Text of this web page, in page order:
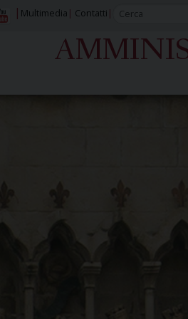
Multimedia Contatti